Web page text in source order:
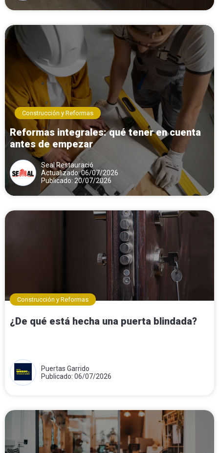
Construcción y Reformas
Reformas integrales: qué tener en cuenta
antes de empezar
Seal Restauració
Actualizado: 06/07/2026
Publicado: 20/07/2026
Construcción y Reformas
¿De qué está hecha una puerta blindada?
Puertas Garrido
Publicado: 06/07/2026